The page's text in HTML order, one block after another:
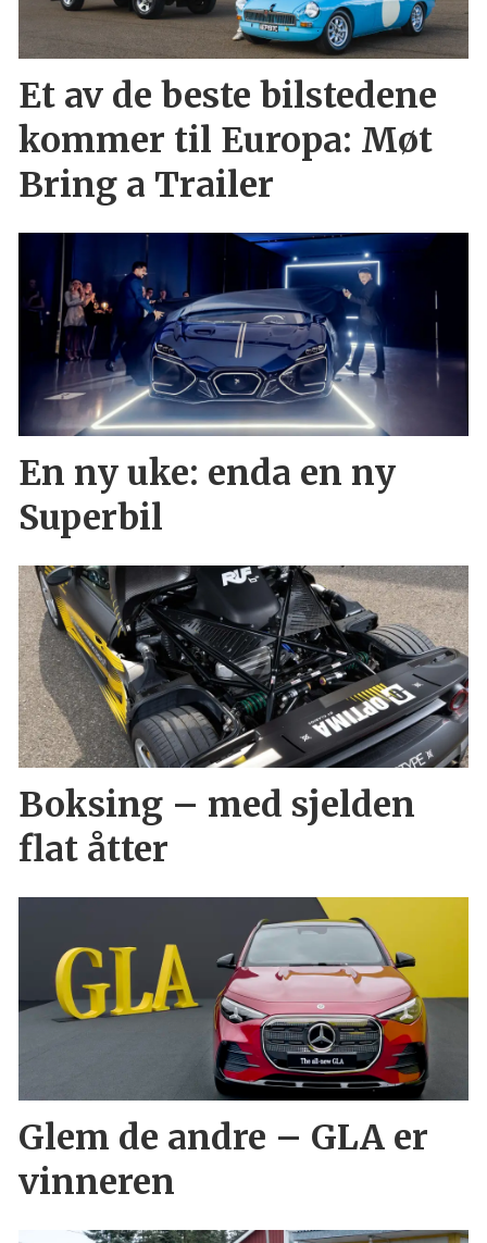
Et av de beste bilstedene
kommer til Europa: Møt
Bring a Trailer
En ny uke: enda en ny
Superbil
Boksing – med sjelden
flat åtter
Glem de andre – GLA er
vinneren